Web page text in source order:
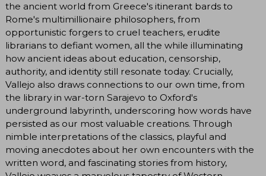
the ancient world from Greece's itinerant bards to
Rome's multimillionaire philosophers, from
opportunistic forgers to cruel teachers, erudite
librarians to defiant women, all the while illuminating
how ancient ideas about education, censorship,
authority, and identity still resonate today. Crucially,
Vallejo also draws connections to our own time, from
the library in war-torn Sarajevo to Oxford's
underground labyrinth, underscoring how words have
persisted as our most valuable creations. Through
nimble interpretations of the classics, playful and
moving anecdotes about her own encounters with the
written word, and fascinating stories from history,